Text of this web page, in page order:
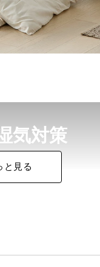
気対策
と見る